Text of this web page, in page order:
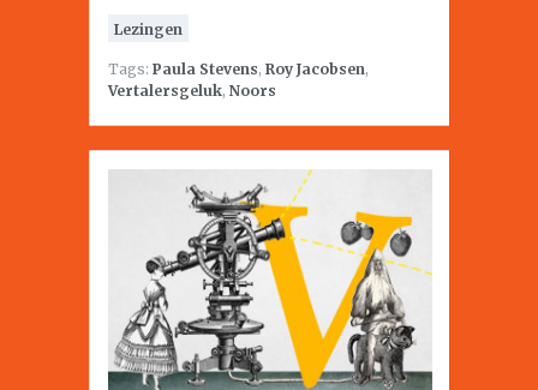
Lezingen
Tags: Paula Stevens, Roy Jacobsen,
Vertalersgeluk, Noors